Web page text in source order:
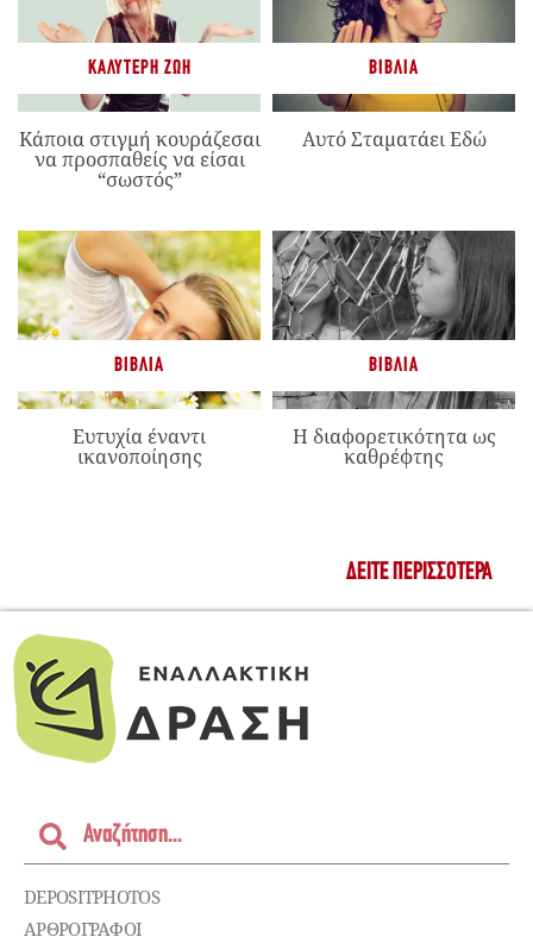
ΚΑΛΎΤΕΡΗ ΖΩΉ
Κάποια στιγμή κουράζεσαι
να προσπαθείς να είσαι
“σωστός”
ΒΙΒΛΊΑ
Αυτό Σταματάει Εδώ
ΒΙΒΛΊΑ
Ευτυχία έναντι
ικανοποίησης
ΒΙΒΛΊΑ
Η διαφορετικότητα ως
καθρέφτης
ΔΕΊΤΕ ΠΕΡΙΣΣΌΤΕΡΑ
DEPOSITPHOTOS
ΑΡΘΡΟΓΡΑΦΟΙ